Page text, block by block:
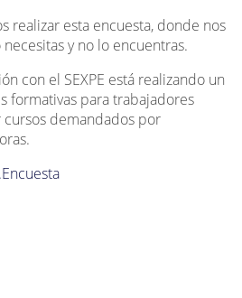
realizar esta encuesta, donde nos
y no lo encuentras.
con el SEXPE está realizando un
formativas para trabajadores
demandados por